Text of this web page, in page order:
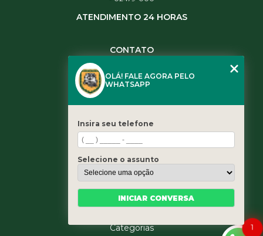
ATENDIMENTO 24 HORAS
CONTATO
(11) 3461-5871
contato@leaoservicos.com.br
Home
Quem somos
Serviços
Blog
Categorias
1
OLÁ! FALE AGORA PELO
WHATSAPP
Insira seu telefone
Selecione o assunto
INICIAR CONVERSA